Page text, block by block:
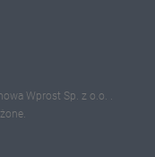
Wprost Sp. z o.o. .